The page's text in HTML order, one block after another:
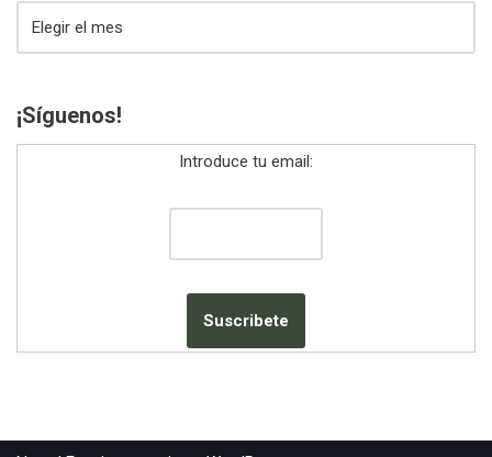
¡Síguenos!
Introduce tu email: